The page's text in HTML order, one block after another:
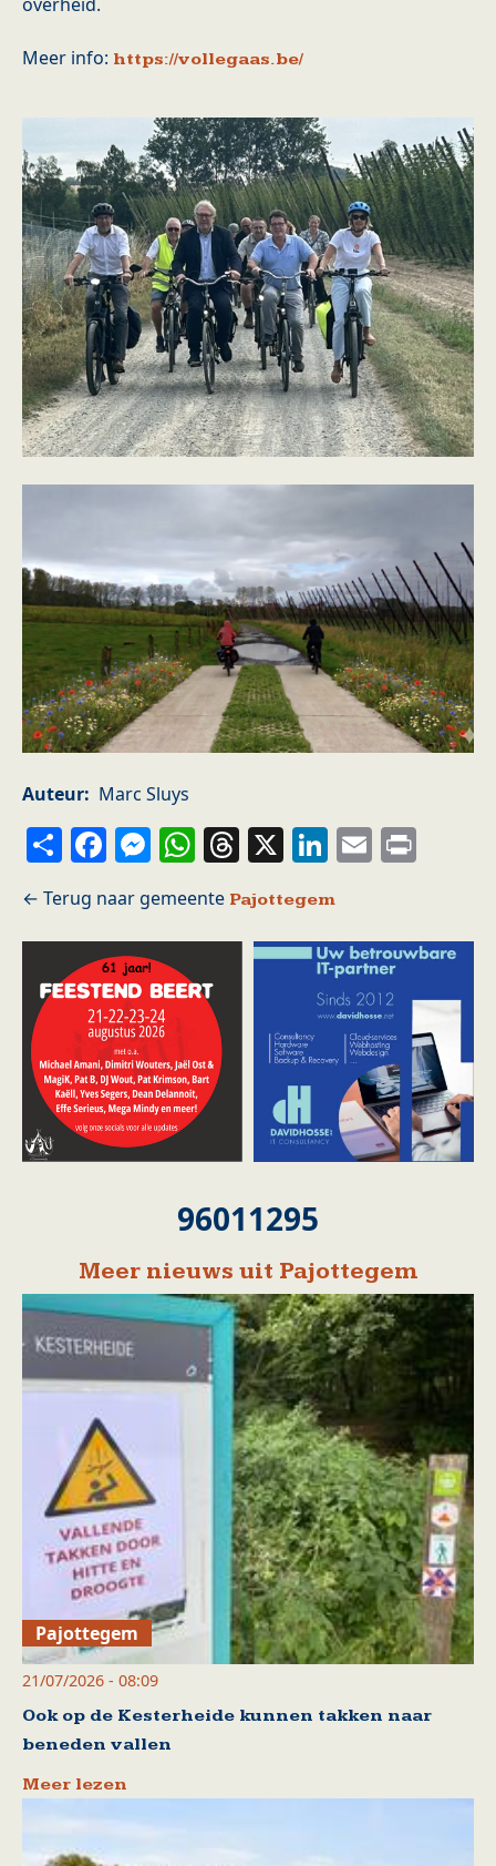
overheid.
Meer info: https://vollegaas.be/
Auteur Marc Sluys
ShareFacebook
Messenger
WhatsApp
Threads
X LinkedIn
Email
Pajottegem
96011295
Meer nieuws uit Pajottegem
Pajottegem
21/07/2026 - 08:09
Ook op de Kesterheide kunnen takken naar
beneden vallen
Meer lezen